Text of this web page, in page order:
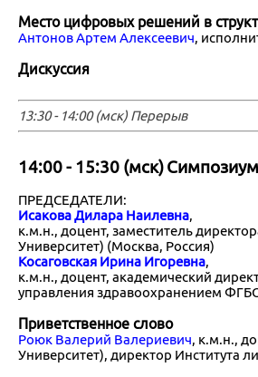
Место цифровых решений в
Антонов Артем Алексеевич,
Дискуссия
13:30 - 14:00 (мск) Перерыв
14:00 - 15:30 (мск)
ПРЕДСЕДАТЕЛИ:
Исакова Дилара Наилевна,
к.м.н., доцент, заместитель
Университет) (Москва, Россия)
Косаговская Ирина Игоревна,
к.м.н., доцент, академический
управления здравоохранением
Приветственное слово
Роюк Валерий Валериевич, к.м.н.,
Университет), директор Института